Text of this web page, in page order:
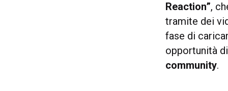
Reaction”,
tramite dei
fase di
opportunità
community.